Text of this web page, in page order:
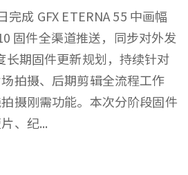
完成 GFX ETERNA 55 中画幅
固件全渠道推送，同步对外发
长期固件更新规划，持续针对
拍摄、后期剪辑全流程工作
摄刚需功能。本次分阶段固件
、纪...